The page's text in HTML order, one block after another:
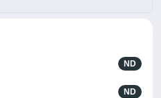
ND
ND